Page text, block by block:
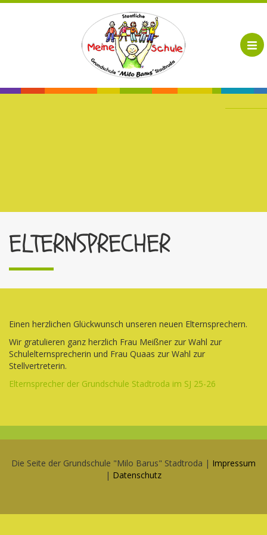
ELTERNSPRECHER
Einen herzlichen Glückwunsch unseren neuen Elternsprechern.
Wir gratulieren ganz herzlich Frau Meißner zur Wahl zur
Schulelternsprecherin und Frau Quaas zur Wahl zur
Stellvertreterin.
Elternsprecher der Grundschule Stadtroda im SJ 25-26
Die Seite der Grundschule "Milo Barus" Stadtroda | Impressum
| Datenschutz